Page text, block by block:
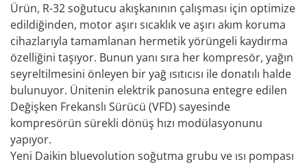
Ürün, R-32 soğutucu akışkanının çalışması için optimize
edildiğinden, motor aşırı sıcaklık ve aşırı akım koruma
cihazlarıyla tamamlanan hermetik yörüngeli kaydırma
özelliğini taşıyor. Bunun yanı sıra her kompresör, yağın
seyreltilmesini önleyen bir yağ ısıtıcısı ile donatılı halde
bulunuyor. Ünitenin elektrik panosuna entegre edilen
Değişken Frekanslı Sürücü (VFD) sayesinde
kompresörün sürekli dönüş hızı modülasyonunu
yapıyor.
Yeni Daikin bluevolution soğutma grubu ve ısı pompası